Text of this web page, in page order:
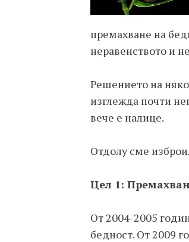
премахване на
неравенството и
Решението на
изглежда почти
вече е налице.
Отдолу сме
Цел 1:
От 2004-2005
бедност. От 2009